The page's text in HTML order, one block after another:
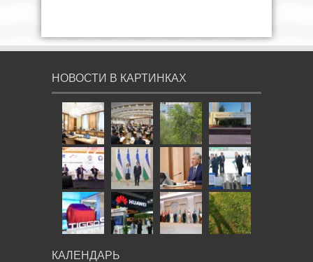
НОВОСТИ В КАРТИНКАХ
КАЛЕНДАРЬ